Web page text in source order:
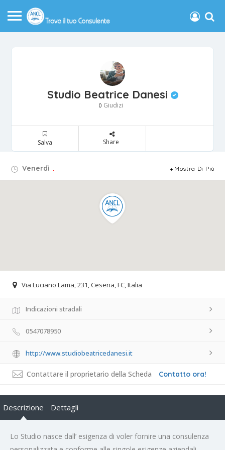
Studio Beatrice Danesi
0 Giudizi
Salva Share
Venerdì . Mostra Di Più
Via Luciano Lama, 231, Cesena, FC, Italia
Indicazioni stradali
0547078950
http://www.studiobeatricedanesi.it
Contattare il proprietario della Scheda Contatto ora!
Descrizione Dettagli
Lo Studio nasce dall’ esigenza di voler fornire una consulenza